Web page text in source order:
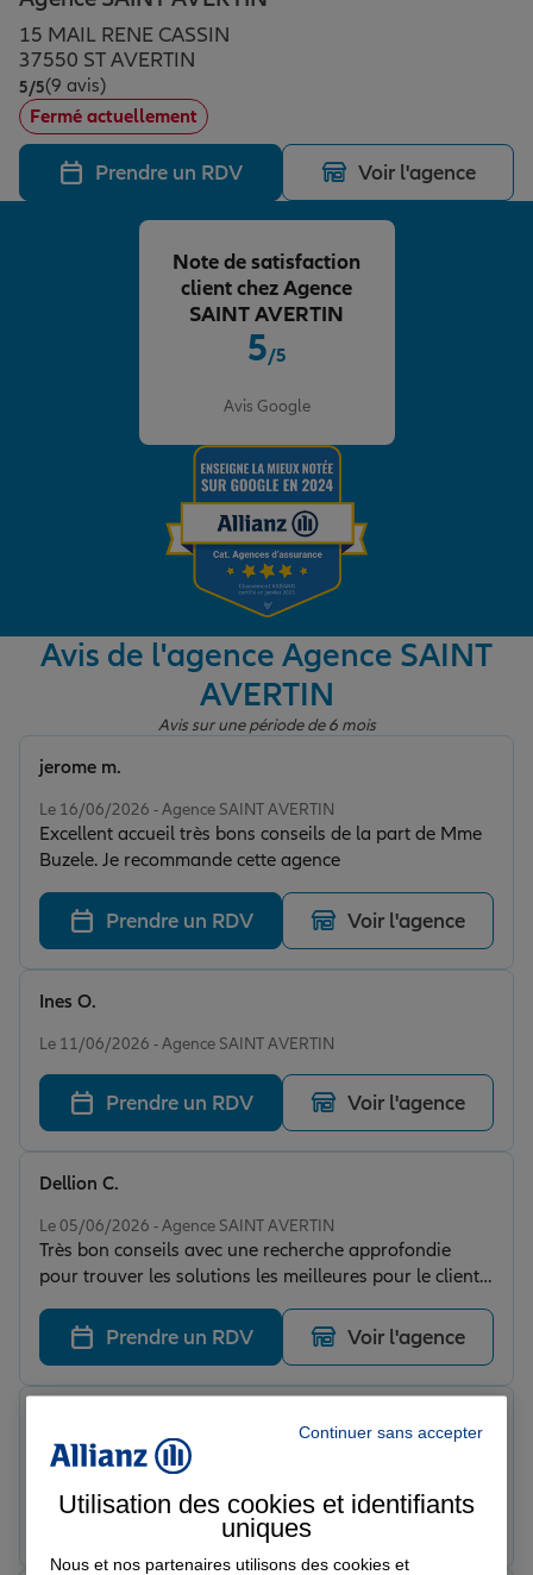
Assurance emprunteur
Prévoyance et dépendance
Assurance animal de compagnie
Protection de la famille
Protection juridique
Épargne & retraite
Plan épargne retraite
Assurance vie
Placements financiers
Investissements immobiliers
Transmission
Vos projets
Partir en vacances
Départ à la retraite
Préparer l’avenir
Conseil assurance
Assurance habitation
Le Pack Famille
Garantie des accidents de la vie
Assurance scolaire
Retraite
Tous nos devis d'assurance
Allianz en France
15 MAIL RENE CASSIN
37550 ST AVERTIN
5/5Note de 5 sur 5
(9 avis)
Fermé actuellement
Prendre un RDV Voir l'agence
5/5
Avis Google
Note de satisfaction
client chez Agence
SAINT AVERTIN
Avis de l'agence Agence SAINT
AVERTIN
Avis sur une période de 6 mois
Le 16/06/2026 - Agence SAINT AVERTIN
Excellent accueil très bons conseils de la part de Mme
Buzele. Je recommande cette agence
jerome m.
Prendre un RDV Voir l'agence
Le 11/06/2026 - Agence SAINT AVERTIN
Ines O.
Prendre un RDV Voir l'agence
Le 05/06/2026 - Agence SAINT AVERTIN
Très bon conseils avec une recherche approfondie
pour trouver les solutions les meilleures pour le client.
Cabinet d'assurance très professionnel et sérieux
Dellion C.
Prendre un RDV Voir l'agence
Le 05/06/2026 - Agence SAINT AVERTIN
Prendre un RDV Voir l'agence
Continuer sans accepter
Utilisation des cookies et identifiants
uniques
Nous et nos partenaires utilisons des cookies et